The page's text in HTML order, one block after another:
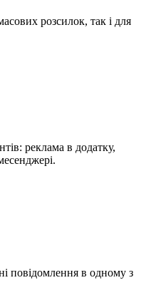
розсилок, так і для
реклама в додатку,
повідомлення в одному з